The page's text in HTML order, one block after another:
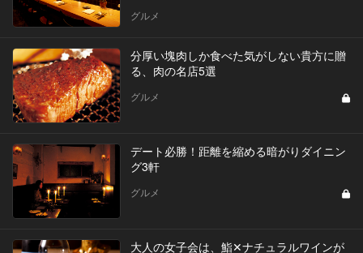
グルメ
分厚い塊肉しか食べた気がしない貴方に贈
る、肉の名店5選
グルメ
デート必勝！距離を縮める暗がりダイニン
グ3軒
グルメ
大人の女子会は、鮨✕ナチュラルワインが